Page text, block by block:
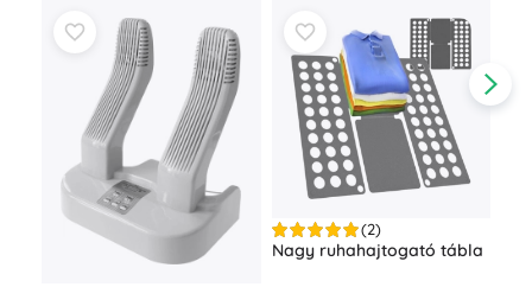
(2)
Nagy ruhahajtogató tábla